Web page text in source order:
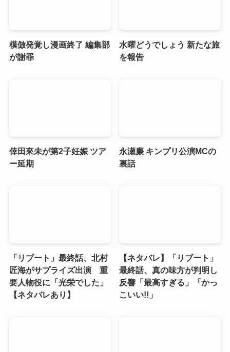
模倣発覚し漫画終了 編集部
が謝罪
水曜どうでしょう 新たな旅
を報告
倖田來未が第2子妊娠 ツア
ー延期
永瀬廉 キンプリ公演MCの
裏話
「リブート」最終話、北村
匠海がサプライズ出演 重
要人物役に「光栄でした」
【ネタバレあり】
【ネタバレ】「リブート」
最終話、真の味方が判明し
反響「最高すぎる」「かっ
こいい!!」